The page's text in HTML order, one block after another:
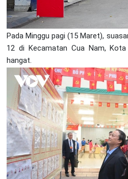
Pada Minggu pagi (15 Maret),
12 di Kecamatan Cua Nam,
hangat.